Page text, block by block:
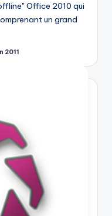
Office 2010 qui
un grand
2011